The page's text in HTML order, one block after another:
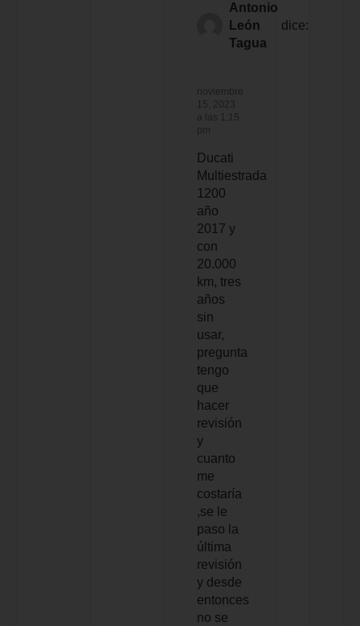
Antonio
León
Tagua
dice:
noviembre
15, 2023
a las 1:15
pm
Ducati
Multiestrada
1200
año
2017 y
con
20.000
km, tres
años
sin
usar,
pregunta
tengo
que
hacer
revisión
y
cuanto
me
costaría
,se le
paso la
última
revisión
y desde
entonces
no se